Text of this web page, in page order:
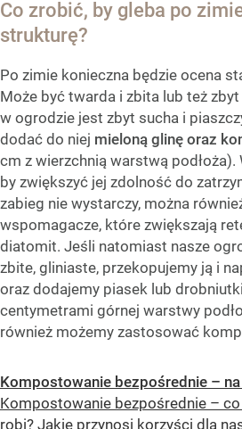
Co zrobić, by gleba po
strukturę?
Po zimie konieczna będzie ocena
Może być twarda i zbita lub też
w ogrodzie jest zbyt sucha i
dodać do niej mieloną glinę oraz
cm z wierzchnią warstwą podłoża).
by zwiększyć jej zdolność do
zabieg nie wystarczy, można
wspomagacze, które zwiększają
diatomit. Jeśli natomiast nasze
zbite, gliniaste, przekopujemy ją i
oraz dodajemy piasek lub
centymetrami górnej warstwy
również możemy zastosować
Kompostowanie bezpośrednie –
Kompostowanie bezpośrednie –
robi? Jakie przynosi korzyści dla